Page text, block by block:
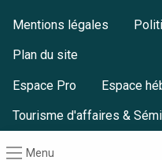
Menu
Mentions légales
Plan du site
Espace Pro Espace
Tourisme d'affaires &